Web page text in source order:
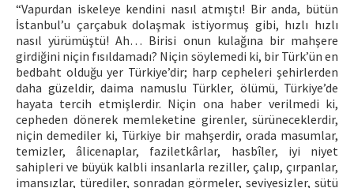
“Vapurdan iskeleye kendini nasıl atmıştı! Bir anda, bütün
İstanbul’u çarçabuk dolaşmak istiyormuş gibi, hızlı hızlı
nasıl yürümüştü! Ah… Birisi onun kulağına bir mahşere
girdiğini niçin fısıldamadı? Niçin söylemedi ki, bir Türk’ün en
bedbaht olduğu yer Türkiye’dir; harp cepheleri şehirlerden
daha güzeldir, daima namuslu Türkler, ölümü, Türkiye’de
hayata tercih etmişlerdir. Niçin ona haber verilmedi ki,
cepheden dönerek memleketine girenler, sürüneceklerdir,
niçin demediler ki, Türkiye bir mahşerdir, orada masumlar,
temizler, âlicenaplar, faziletkârlar, hasbîler, iyi niyet
sahipleri ve büyük kalbli insanlarla reziller, çalıp, çırpanlar,
imansızlar, türediler, sonradan görmeler, seviyesizler, sütü